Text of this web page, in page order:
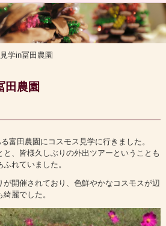
学in冨田農園
田農園
富田農園にコスモス見学に行きました。
、皆様久しぶりの外出ツアーということも
れていました。
開催されており、色鮮やかなコスモスが辺
麗でした。